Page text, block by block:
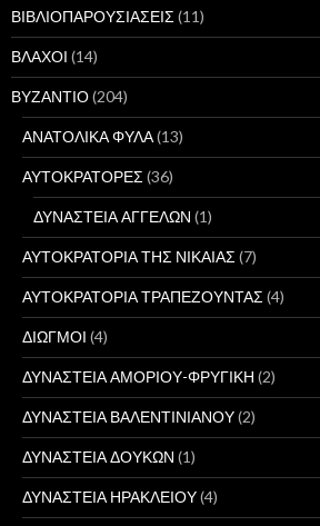
ΒΙΒΛΙΟΠΑΡΟΥΣΙΑΣΕΙΣ (11)
ΒΛΑΧΟΙ (14)
ΒΥΖΑΝΤΙΟ(204)
ΑΝΑΤΟΛΙΚΑ ΦΥΛΑ(13)
ΑΥΤΟΚΡΑΤΟΡΕΣ (36)
ΔΥΝΑΣΤΕΙΑ ΑΓΓΕΛΩΝ (1)
ΑΥΤΟΚΡΑΤΟΡΙΑ ΤΗΣ ΝΙΚΑΙΑΣ (7)
ΑΥΤΟΚΡΑΤΟΡΙΑ ΤΡΑΠΕΖΟΥΝΤΑΣ (4)
ΔΙΩΓΜΟΙ (4)
ΔΥΝΑΣΤΕΙΑ ΑΜΟΡΙΟΥ-ΦΡΥΓΙΚΗ (2)
ΔΥΝΑΣΤΕΙΑ ΒΑΛΕΝΤΙΝΙΑΝΟΥ(2)
ΔΥΝΑΣΤΕΙΑ ΔΟΥΚΩΝ (1)
ΔΥΝΑΣΤΕΙΑ ΗΡΑΚΛΕΙΟΥ(4)